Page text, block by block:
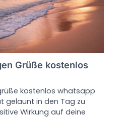
Grüße kostenlos
kostenlos whatsapp
gelaunt in den Tag zu
Wirkung auf deine